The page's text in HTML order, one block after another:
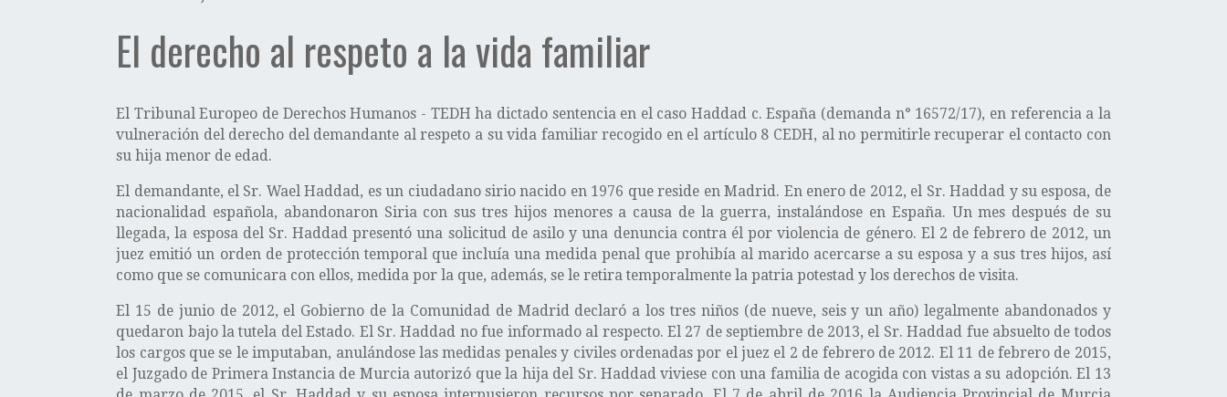
El derecho al respeto a la vida familiar
El Tribunal Europeo de Derechos Humanos - TEDH ha dictado sentencia en el caso Haddad c. España (demanda n° 16572/17), en referencia a la
vulneración del derecho del demandante al respeto a su vida familiar recogido en el artículo 8 CEDH, al no permitirle recuperar el contacto con
su hija menor de edad.
El demandante, el Sr. Wael Haddad, es un ciudadano sirio nacido en 1976 que reside en Madrid. En enero de 2012, el Sr. Haddad y su esposa, de
nacionalidad española, abandonaron Siria con sus tres hijos menores a causa de la guerra, instalándose en España. Un mes después de su
llegada, la esposa del Sr. Haddad presentó una solicitud de asilo y una denuncia contra él por violencia de género. El 2 de febrero de 2012, un
juez emitió un orden de protección temporal que incluía una medida penal que prohibía al marido acercarse a su esposa y a sus tres hijos, así
como que se comunicara con ellos, medida por la que, además, se le retira temporalmente la patria potestad y los derechos de visita.
El 15 de junio de 2012, el Gobierno de la Comunidad de Madrid declaró a los tres niños (de nueve, seis y un año) legalmente abandonados y
quedaron bajo la tutela del Estado. El Sr. Haddad no fue informado al respecto. El 27 de septiembre de 2013, el Sr. Haddad fue absuelto de todos
los cargos que se le imputaban, anulándose las medidas penales y civiles ordenadas por el juez el 2 de febrero de 2012. El 11 de febrero de 2015,
el Juzgado de Primera Instancia de Murcia autorizó que la hija del Sr. Haddad viviese con una familia de acogida con vistas a su adopción. El 13